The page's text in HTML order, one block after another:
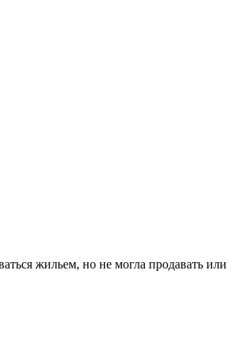
жильем, но не могла продавать или